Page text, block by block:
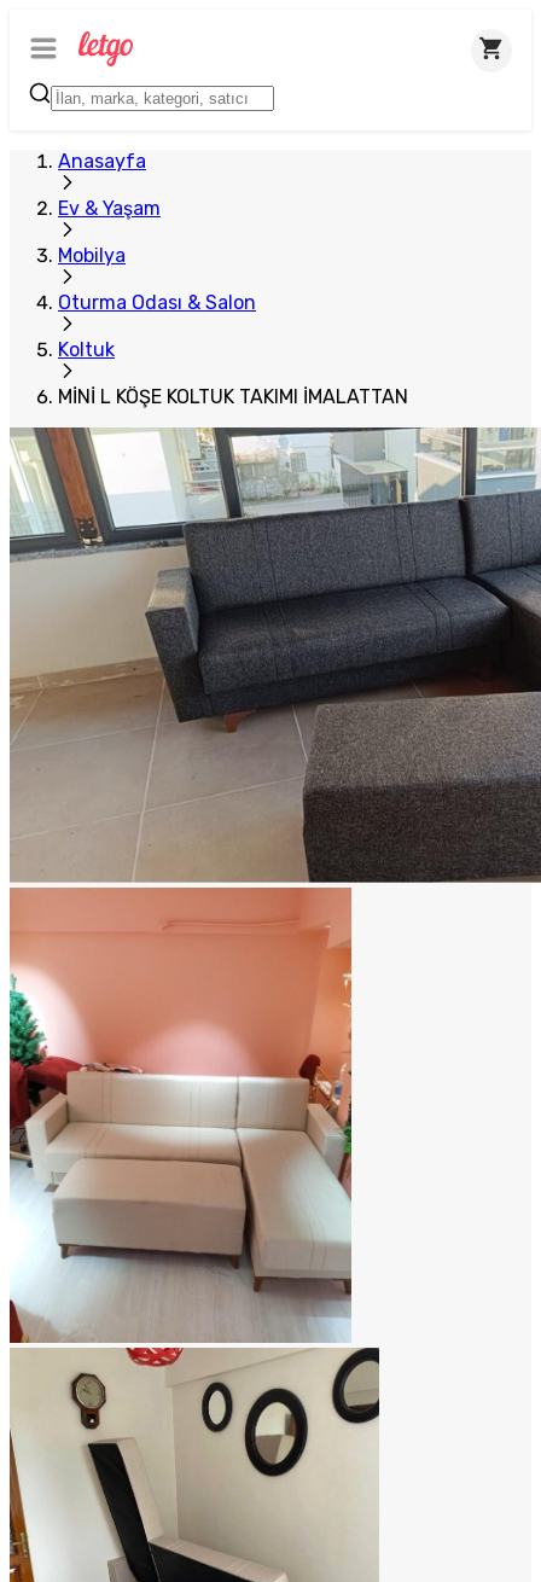
Anasayfa
Ev & Yaşam
Mobilya
Oturma Odası & Salon
Koltuk
MİNİ L KÖŞE KOLTUK TAKIMI İMALATTAN
Plus Satıcı